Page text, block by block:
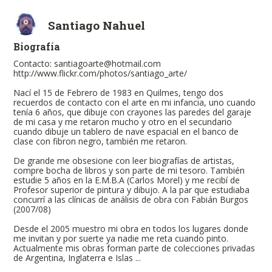
Santiago Nahuel
Biografía
Contacto: santiagoarte@hotmail.com
http://www.flickr.com/photos/santiago_arte/
Nací el 15 de Febrero de 1983 en Quilmes, tengo dos
recuerdos de contacto con el arte en mi infancia, uno cuando
tenía 6 años, que dibuje con crayones las paredes del garaje
de mi casa y me retaron mucho y otro en el secundario
cuando dibuje un tablero de nave espacial en el banco de
clase con fibron negro, también me retaron.
De grande me obsesione con leer biografías de artistas,
compre bocha de libros y son parte de mi tesoro. También
estudie 5 años en la E.M.B.A (Carlos Morel) y me recibí de
Profesor superior de pintura y dibujo. A la par que estudiaba
concurrí a las clínicas de análisis de obra con Fabián Burgos
(2007/08)
Desde el 2005 muestro mi obra en todos los lugares donde
me invitan y por suerte ya nadie me reta cuando pinto.
Actualmente mis obras forman parte de colecciones privadas
de Argentina, Inglaterra e Islas ...